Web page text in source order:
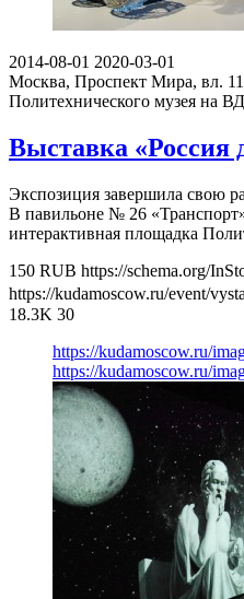
2014-08-01 2020-03-01
Москва, Проспект Мира, вл.
Политехнического музея на
Выставка «Россия
Экспозиция завершила свою
В павильоне № 26
интерактивная площадка
150 RUB https://schema.org/
https://kudamoscow.ru/event/
18.3K 30
https://kudamoscow.ru/
https://kudamoscow.ru/